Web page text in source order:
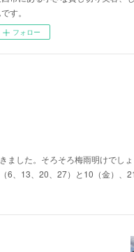
す。
フォロー
ました。そろそろ梅雨明けでし
6、13、20、27）と10（金）、